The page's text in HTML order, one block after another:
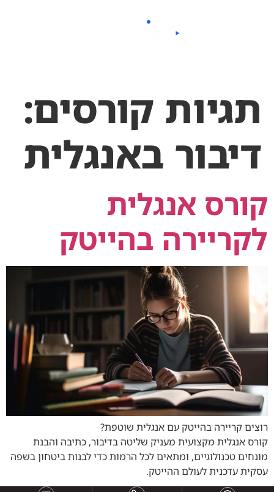
תגיות קורסים:
דיבור באנגלית
קורס אנגלית
לקריירה בהייטק
רוצים קריירה בהייטק עם אנגלית שוטפת?
קורס אנגלית מקצועית מעניק שליטה בדיבור, כתיבה והבנת
מונחים טכנולוגיים, ומתאים לכל הרמות כדי לבנות ביטחון בשפה
עסקית עדכנית לעולם ההייטק.